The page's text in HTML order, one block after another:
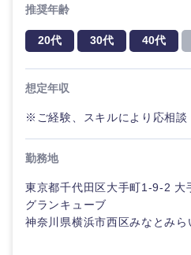
経営ボー
人事
マーケテ
ィング
事業管
M&A・
経営企
政策渉
管理
人事
サービス
自動車・機械・船舶
電気・電子・半導体
メディカル・ヘルスケ
秋田県
宮城県
福島県
40代
こだわり条件を入力
急募
推奨年齢
20代 30代 40代
想定年収
※ご経験、スキルにより応相談
勤務地
東京都千代田区大手町1-9-2 大
グランキューブ
神奈川県横浜市西区みなとみ